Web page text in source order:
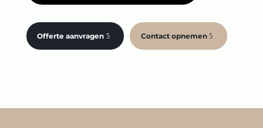
Offerte aanvragen Contact opnemen